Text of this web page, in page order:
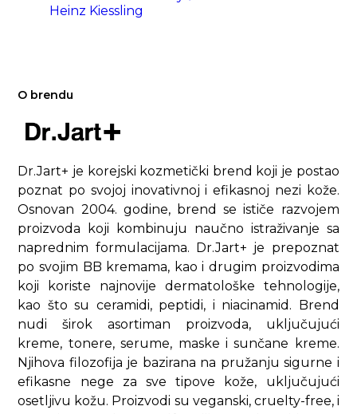
Heinz Kiessling
O brendu
Dr.Jart+ je korejski kozmetički brend koji je postao
poznat po svojoj inovativnoj i efikasnoj nezi kože.
Osnovan 2004. godine, brend se ističe razvojem
proizvoda koji kombinuju naučno istraživanje sa
naprednim formulacijama. Dr.Jart+ je prepoznat
po svojim BB kremama, kao i drugim proizvodima
koji koriste najnovije dermatološke tehnologije,
kao što su ceramidi, peptidi, i niacinamid. Brend
nudi širok asortiman proizvoda, uključujući
kreme, tonere, serume, maske i sunčane kreme.
Njihova filozofija je bazirana na pružanju sigurne i
efikasne nege za sve tipove kože, uključujući
osetljivu kožu. Proizvodi su veganski, cruelty-free, i